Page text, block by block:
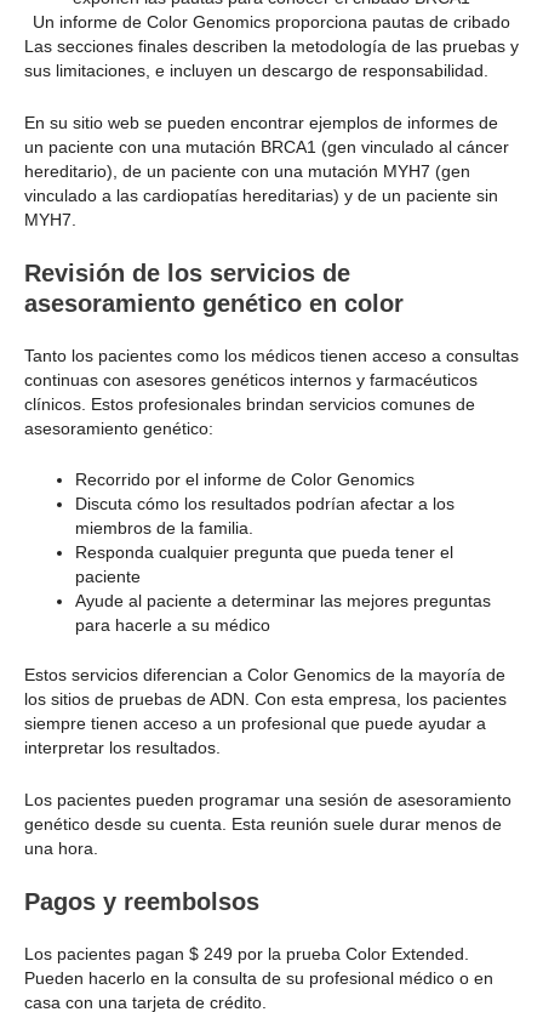
Un informe de Color Genomics proporciona pautas de cribado
Las secciones finales describen la metodología de las pruebas y
sus limitaciones, e incluyen un descargo de responsabilidad.
En su sitio web se pueden encontrar ejemplos de informes de
un paciente con una mutación BRCA1 (gen vinculado al cáncer
hereditario), de un paciente con una mutación MYH7 (gen
vinculado a las cardiopatías hereditarias) y de un paciente sin
MYH7.
Revisión de los servicios de
asesoramiento genético en color
Tanto los pacientes como los médicos tienen acceso a consultas
continuas con asesores genéticos internos y farmacéuticos
clínicos. Estos profesionales brindan servicios comunes de
asesoramiento genético:
Recorrido por el informe de Color Genomics
Discuta cómo los resultados podrían afectar a los
miembros de la familia.
Responda cualquier pregunta que pueda tener el
paciente
Ayude al paciente a determinar las mejores preguntas
para hacerle a su médico
Estos servicios diferencian a Color Genomics de la mayoría de
los sitios de pruebas de ADN. Con esta empresa, los pacientes
siempre tienen acceso a un profesional que puede ayudar a
interpretar los resultados.
Los pacientes pueden programar una sesión de asesoramiento
genético desde su cuenta. Esta reunión suele durar menos de
una hora.
Pagos y reembolsos
Los pacientes pagan $ 249 por la prueba Color Extended.
Pueden hacerlo en la consulta de su profesional médico o en
casa con una tarjeta de crédito.